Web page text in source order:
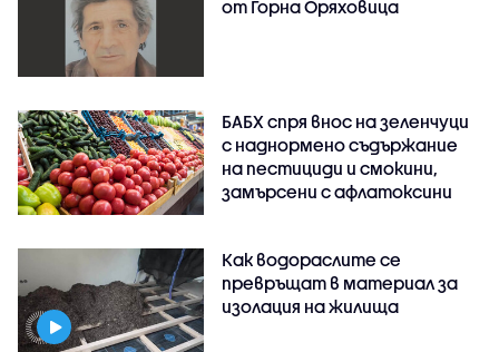
от Горна Оряховица
БАБХ спря внос на зеленчуци
с наднормено съдържание
на пестициди и смокини,
замърсени с афлатоксини
Как водораслите се
превръщат в материал за
изолация на жилища